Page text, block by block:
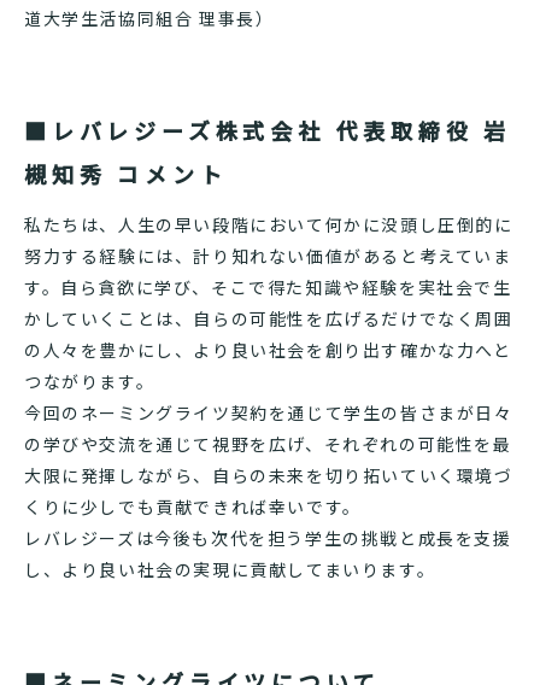
道大学生活協同組合 理事長）
■レバレジーズ株式会社 代表取締役 岩
槻知秀 コメント
私たちは、人生の早い段階において何かに没頭し圧倒的に
努力する経験には、計り知れない価値があると考えていま
す。自ら貪欲に学び、そこで得た知識や経験を実社会で生
かしていくことは、自らの可能性を広げるだけでなく周囲
の人々を豊かにし、より良い社会を創り出す確かな力へと
つながります。
今回のネーミングライツ契約を通じて学生の皆さまが日々
の学びや交流を通じて視野を広げ、それぞれの可能性を最
大限に発揮しながら、自らの未来を切り拓いていく環境づ
くりに少しでも貢献できれば幸いです。
レバレジーズは今後も次代を担う学生の挑戦と成長を支援
し、より良い社会の実現に貢献してまいります。